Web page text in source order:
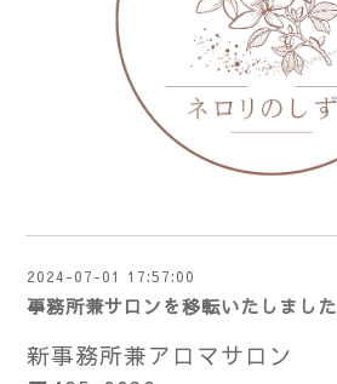
2024-07-01 17:57:00
事務所兼サロンを移転いたしました
新事務所兼アロマサロン